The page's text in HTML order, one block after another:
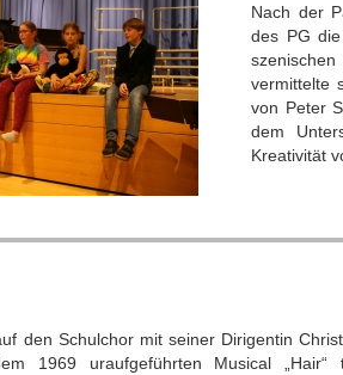
Nach der
des PG
vermittelte
von Peter
dem
Kreativität
den Schulchor mit seiner Dirigentin
1969 uraufgeführten Musical